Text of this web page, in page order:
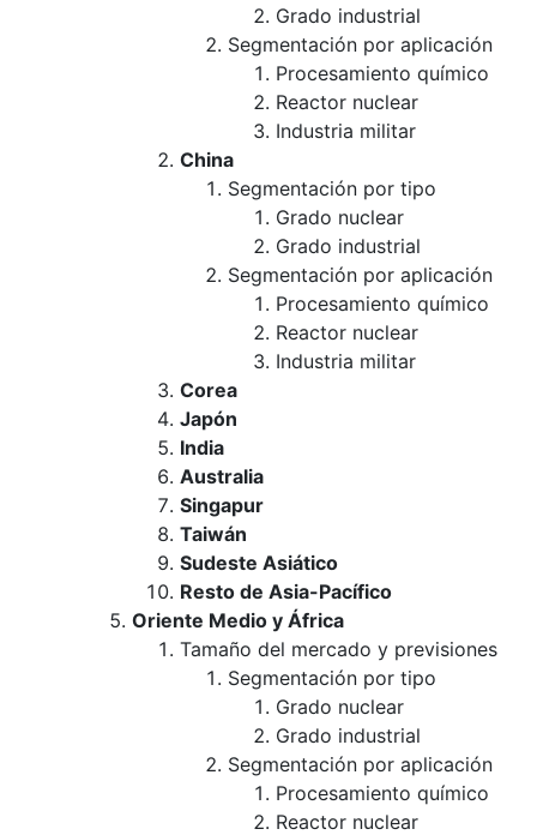
Grado industrial
Segmentación por aplicación
Procesamiento químico
Reactor nuclear
Industria militar
China
Segmentación por tipo
Grado nuclear
Grado industrial
Segmentación por aplicación
Procesamiento químico
Reactor nuclear
Industria militar
Corea
Japón
India
Australia
Singapur
Taiwán
Sudeste Asiático
Resto de Asia-Pacífico
Oriente Medio y África
Tamaño del mercado y previsiones
Segmentación por tipo
Grado nuclear
Grado industrial
Segmentación por aplicación
Procesamiento químico
Reactor nuclear